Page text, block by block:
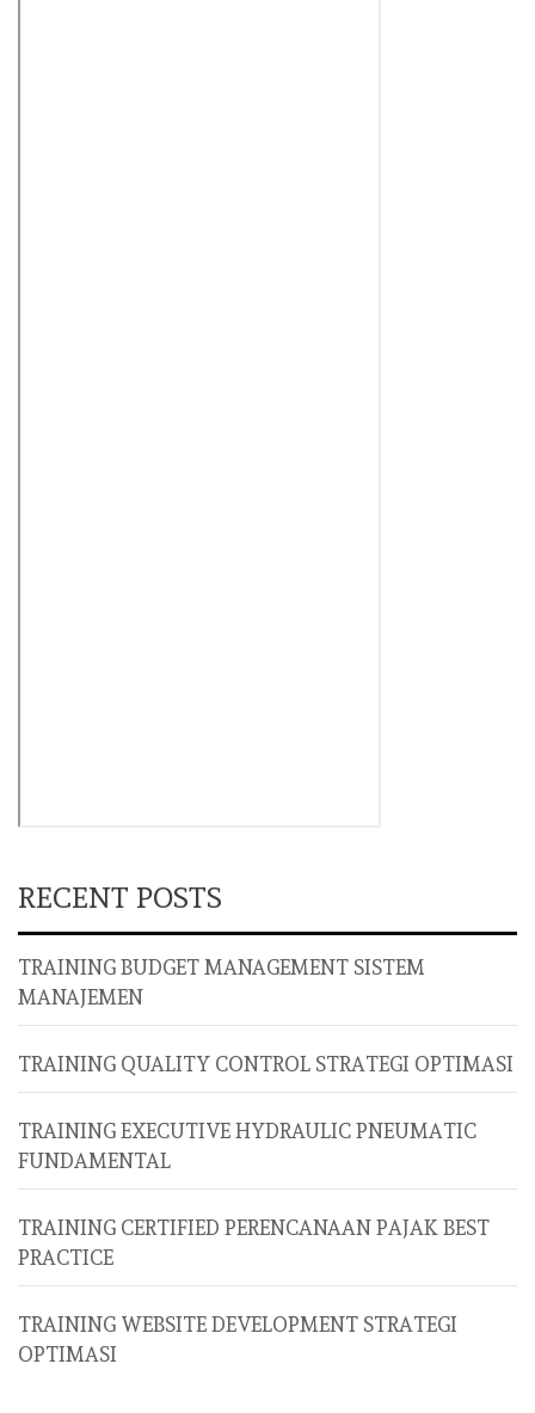
RECENT POSTS
TRAINING BUDGET MANAGEMENT SISTEM
MANAJEMEN
TRAINING QUALITY CONTROL STRATEGI OPTIMASI
TRAINING EXECUTIVE HYDRAULIC PNEUMATIC
FUNDAMENTAL
TRAINING CERTIFIED PERENCANAAN PAJAK BEST
PRACTICE
TRAINING WEBSITE DEVELOPMENT STRATEGI
OPTIMASI